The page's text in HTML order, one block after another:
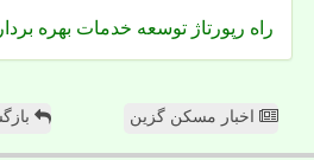
راه رپورتاژ توسعه خدمات بهره
اخبار مسکن گزین